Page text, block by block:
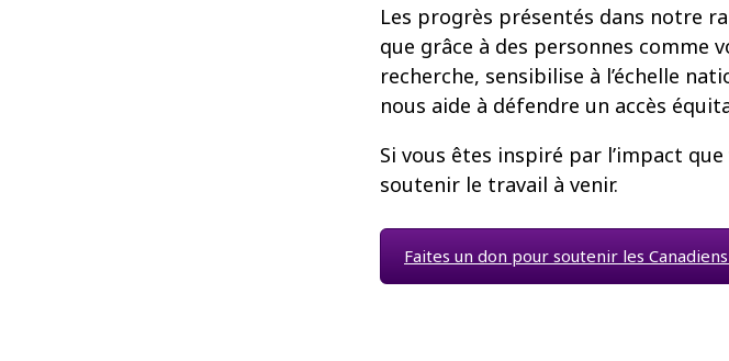
Les progrès présentés dans notre
que grâce à des personnes comme
recherche, sensibilise à l’échelle
nous aide à défendre un accès
Si vous êtes inspiré par l’impact
soutenir le travail à venir.
Faites un don pour soutenir les